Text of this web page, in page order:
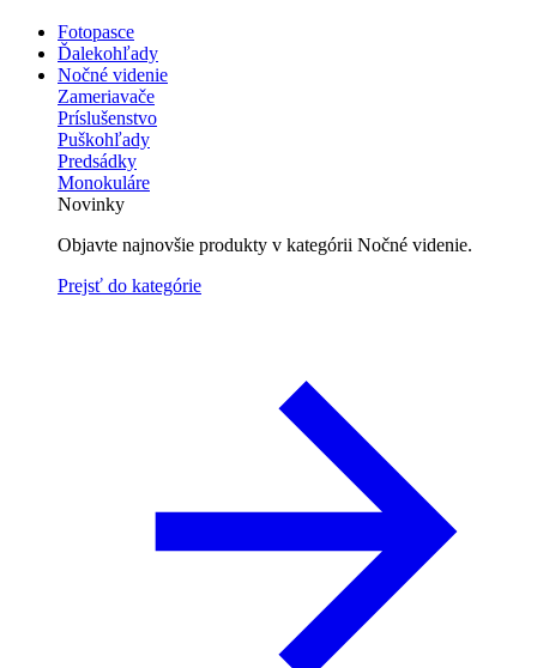
Fotopasce
Ďalekohľady
Nočné videnie
Zameriavače
Príslušenstvo
Puškohľady
Predsádky
Monokuláre
Novinky
Objavte najnovšie produkty v kategórii Nočné videnie.
Prejsť do kategórie